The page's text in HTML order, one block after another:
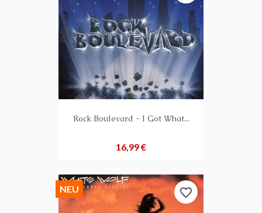
Rock Boulevard - I Got What...
Preis
16,99 €
NEU favorite_border